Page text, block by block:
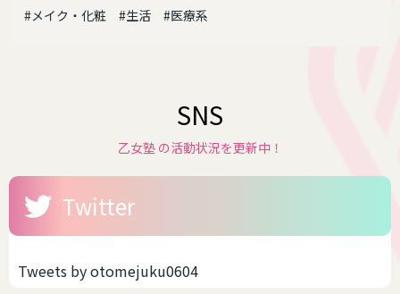
#メイク・化粧
#生活 #医療系
SNS
乙女塾 の活動状況を更新中！
Twitter
Tweets by otomejuku0604